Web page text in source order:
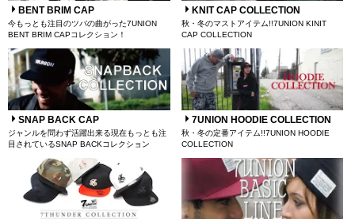
BENT BRIM CAP
今もっとも注目のツバの曲がった7UNION
BENT BRIM CAPコレクション！
KNIT CAP COLLECTION
秋・冬のマストアイテム!!7UNION KINIT
CAP COLLECTION
SNAP BACK CAP
ジャンルを問わず活躍出来る現在もっとも注
目されているSNAP BACKコレクション
7UNION HOODIE COLLECTION
秋・冬の定番アイテム!!7UNION HOODIE
COLLECTION